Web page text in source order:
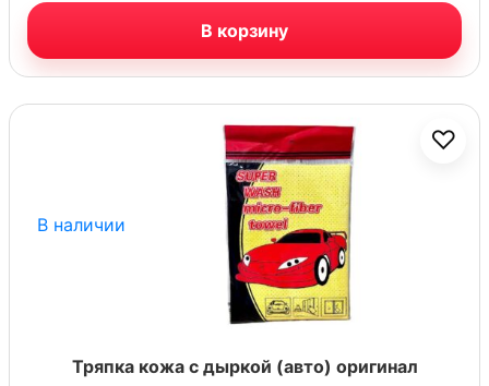
В корзину
В наличии
♡
Тряпка кожа с дыркой (авто) оригинал